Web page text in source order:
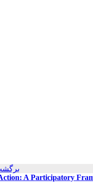
A Participatory